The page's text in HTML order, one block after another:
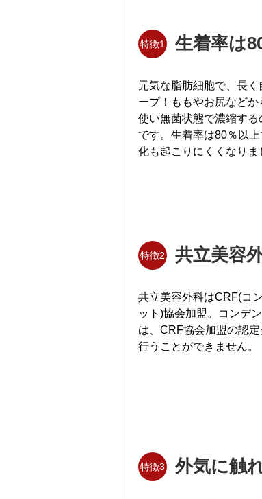
特徴1 生着率は
元気な脂肪細胞で、長く
ープ！ももやお尻など
使い無菌状態で濃縮す
です。生着率は80％以
化も起こりにくくなりま
特徴2 共立美容
共立美容外科はCRF(コ
ット)協会加盟。コンデ
は、CRF協会加盟の認
行うことができません。
特徴3 外気に触